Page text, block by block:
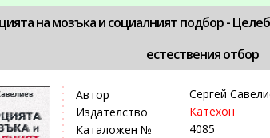
на мозъка и социалният подбор -
естествения отбор
Автор
Сергей
Издателство
Катехон
Каталожен №
4085